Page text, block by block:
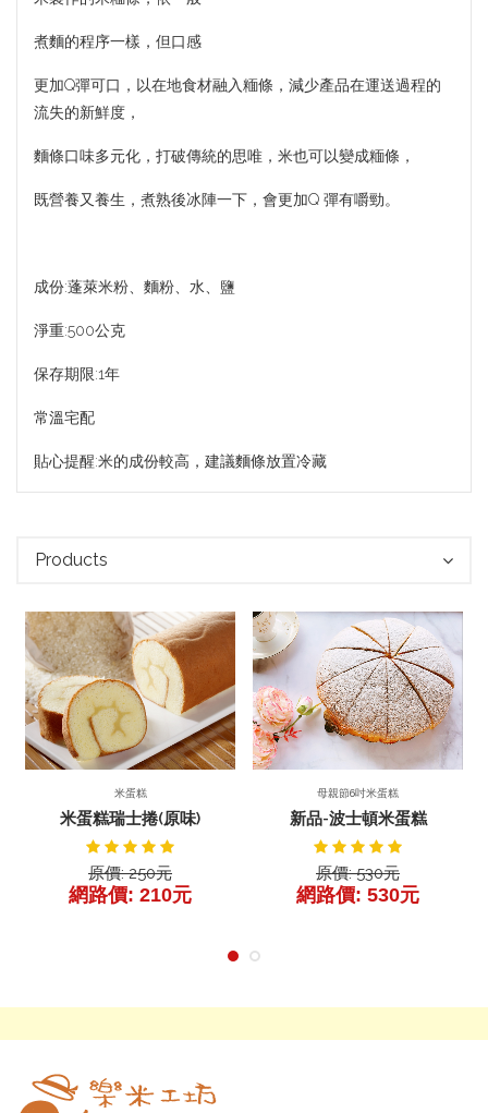
煮麵的程序一樣，但口感
更加Q彈可口，以在地食材融入糆條，減少產品在運送過程的
流失的新鮮度，
麵條口味多元化，打破傳統的思唯，米也可以變成糆條，
既營養又養生，煮熟後冰陣一下，會更加Q 彈有嚼勁。
成份:蓬萊米粉、麵粉、水、鹽
淨重:500公克
保存期限:1年
常溫宅配
貼心提醒:米的成份較高，建議麵條放置冷藏
Products
前往產品
產品詳細
米蛋糕
米蛋糕瑞士捲(原味)
原價: 250元
網路價: 210元
產品詳細
母親節6吋米蛋糕
新品-波士頓米蛋糕
原價: 530元
網路價: 530元